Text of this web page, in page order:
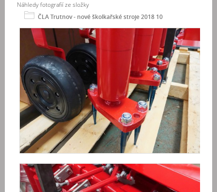
Náhledy fotografií ze složky
ČLA Trutnov - nové školkařské stroje 2018 10